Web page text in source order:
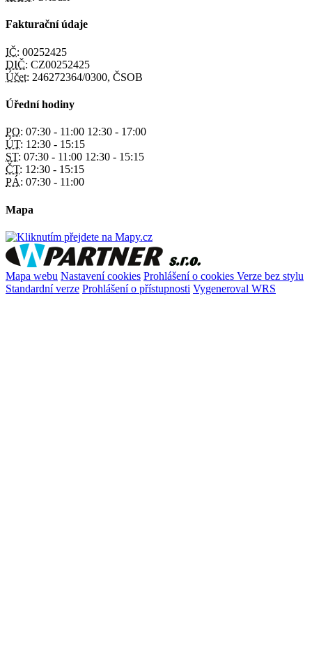
Fakturační údaje
IČ: 00252425
DIČ: CZ00252425
Účet: 246272364/0300, ČSOB
Úřední hodiny
PO: 07:30 - 11:00 12:30 - 17:00
ÚT: 12:30 - 15:15
ST: 07:30 - 11:00 12:30 - 15:15
ČT: 12:30 - 15:15
PÁ: 07:30 - 11:00
Mapa
Mapa webu Nastavení cookies Prohlášení o cookies Verze bez stylu
Standardní verze Prohlášení o přístupnosti Vygeneroval WRS